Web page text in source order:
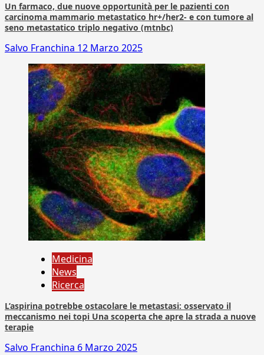
Un farmaco, due nuove opportunità per le pazienti con
carcinoma mammario metastatico hr+/her2- e con tumore al
seno metastatico triplo negativo (mtnbc)
Salvo Franchina 12 Marzo 2025
Medicina
News
Ricerca
L’aspirina potrebbe ostacolare le metastasi: osservato il
meccanismo nei topi Una scoperta che apre la strada a nuove
terapie
Salvo Franchina 6 Marzo 2025